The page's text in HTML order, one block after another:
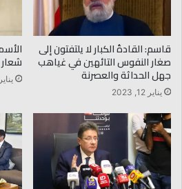
قاسم: القادةُ الكبار لا يلتفتون إلى
صغار النفوس التائهين في غياهب
جهل الحداثة والعصرنة
يناير 12, 2023
يناير 27, 2025